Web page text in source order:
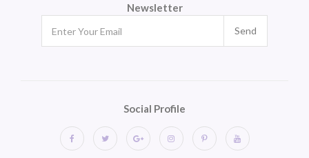
Newsletter
Send
Social Profile